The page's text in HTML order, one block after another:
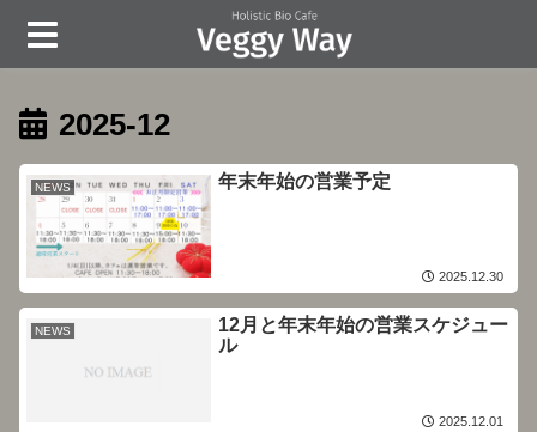
2025-12
NEWS 年末年始の営業予定
2025.12.30
NEWS
12月と年末年始の営業スケジュー
ル
2025.12.01